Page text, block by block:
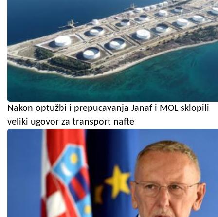
Nakon optužbi i prepucavanja Janaf i MOL sklopili
veliki ugovor za transport nafte